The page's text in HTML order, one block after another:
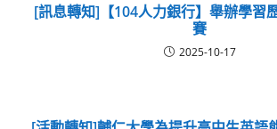
[訊息轉知]【104人力銀行】舉辦學習
賽
2025-10-17